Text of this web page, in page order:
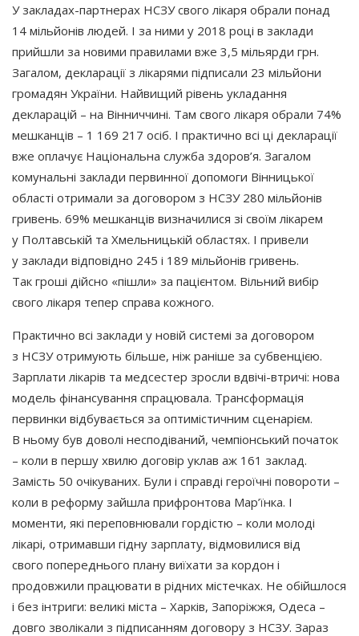
У закладах-партнерах НСЗУ свого лікаря обрали понад
14 мільйонів людей. І за ними у 2018 році в заклади
прийшли за новими правилами вже 3,5 мільярди грн.
Загалом, декларації з лікарями підписали 23 мільйони
громадян України. Найвищий рівень укладання
декларацій – на Вінниччині. Там свого лікаря обрали 74%
мешканців – 1 169 217 осіб. І практично всі ці декларації
вже оплачує Національна служба здоров’я. Загалом
комунальні заклади первинної допомоги Вінницької
області отримали за договором з НСЗУ 280 мільйонів
гривень. 69% мешканців визначилися зі своїм лікарем
у Полтавській та Хмельницькій областях. І привели
у заклади відповідно 245 і 189 мільйонів гривень.
Так гроші дійсно «пішли» за пацієнтом. Вільний вибір
свого лікаря тепер справа кожного.
Практично всі заклади у новій системі за договором
з НСЗУ отримують більше, ніж раніше за субвенцією.
Зарплати лікарів та медсестер зросли вдвічі-втричі: нова
модель фінансування спрацювала. Трансформація
первинки відбувається за оптимістичним сценарієм.
В ньому був доволі несподіваний, чемпіонський початок
– коли в першу хвилю договір уклав аж 161 заклад.
Замість 50 очікуваних. Були і справді героїчні повороти –
коли в реформу зайшла прифронтова Мар’їнка. І
моменти, які переповнювали гордістю – коли молоді
лікарі, отримавши гідну зарплату, відмовилися від
свого попереднього плану виїхати за кордон і
продовжили працювати в рідних містечках. Не обійшлося
і без інтриги: великі міста – Харків, Запоріжжя, Одеса –
довго зволікали з підписанням договору з НСЗУ. Зараз